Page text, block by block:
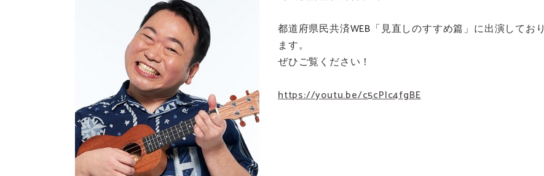
都道府県民共済WEB「見直しのすすめ篇」に出演しており
ます。
ぜひご覧ください！
https://youtu.be/c5cPIc4fgBE